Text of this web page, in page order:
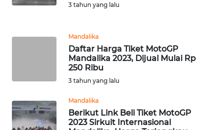
3 tahun yang lalu
Mandalika
Daftar Harga Tiket MotoGP
Mandalika 2023, Dijual Mulai Rp
250 Ribu
3 tahun yang lalu
Mandalika
Berikut Link Beli Tiket MotoGP
2023 Sirkuit Internasional
WN
KARAWANG